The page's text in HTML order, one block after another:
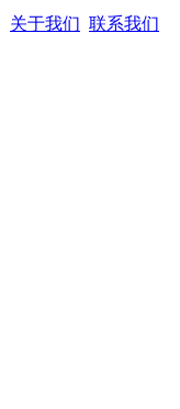
关于我们 联系我们